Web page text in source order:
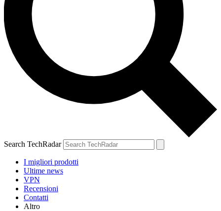
Search TechRadar
I migliori prodotti
Ultime news
VPN
Recensioni
Contatti
Altro